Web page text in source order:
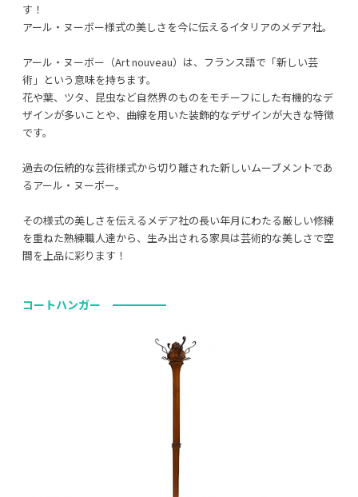
す！
アール・ヌーボー様式の美しさを今に伝えるイタリアのメデア社。
アール・ヌーボー（Art nouveau）は、フランス語で「新しい芸
術」という意味を持ちます。
花や葉、ツタ、昆虫など自然界のものをモチーフにした有機的なデ
ザインが多いことや、曲線を用いた装飾的なデザインが大きな特徴
です。
過去の伝統的な芸術様式から切り離された新しいムーブメントであ
るアール・ヌーボー。
その様式の美しさを伝えるメデア社の長い年月にわたる厳しい修練
を重ねた熟練職人達から、生み出される家具は芸術的な美しさで空
間を上品に彩ります！
コートハンガー